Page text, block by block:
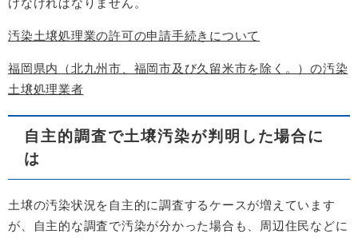
汚染土壌処理業の許可の申請手続きについて
福岡県内（北九州市、福岡市及び久留米市を除く。）の汚染
土壌処理業者
自主的調査で土壌汚染が判明した場合に
は
土壌の汚染状況を自主的に調査するケースが増えています
が、自主的な調査で汚染が分かった場合も、周辺住民などに